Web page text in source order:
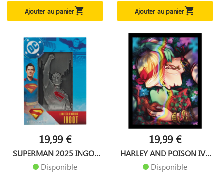
Ajouter au panier Ajouter au panier
19,99 €
SUPERMAN 2025 INGOT
LAST...
Disponible
19,99 €
HARLEY AND POISON IVY
Disponible